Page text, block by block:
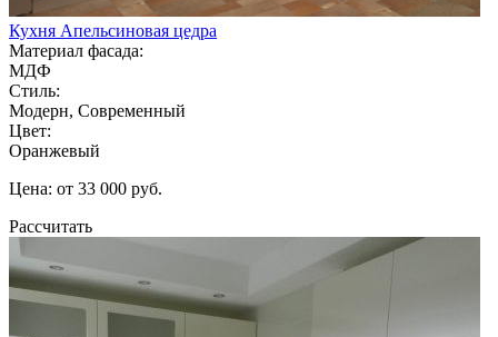
Кухня Апельсиновая цедра
Материал фасада:
МДФ
Стиль:
Модерн, Современный
Цвет:
Оранжевый
Цена: от 33 000 руб.
Рассчитать